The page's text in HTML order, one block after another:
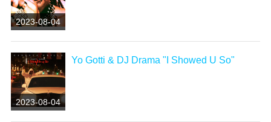
2023-08-04
2023-08-04
Yo Gotti & DJ Drama "I Showed U So"